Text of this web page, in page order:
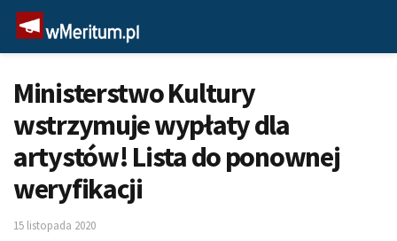
Ministerstwo Kultury
wstrzymuje wypłaty dla
artystów! Lista do ponownej
weryfikacji
15 listopada 2020